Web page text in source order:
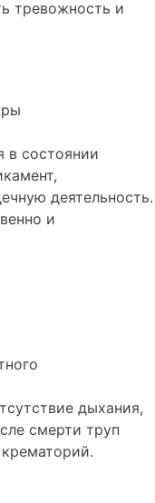
тревожность и
в состоянии
деятельность.
и
дыхания,
смерти труп